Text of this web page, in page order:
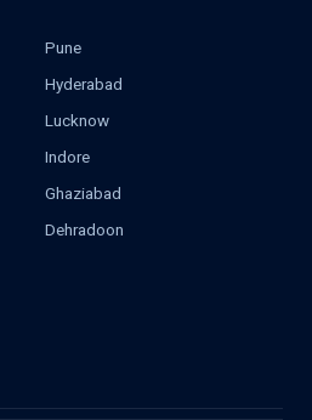
Pune
Hyderabad
Lucknow
Indore
Ghaziabad
Dehradoon